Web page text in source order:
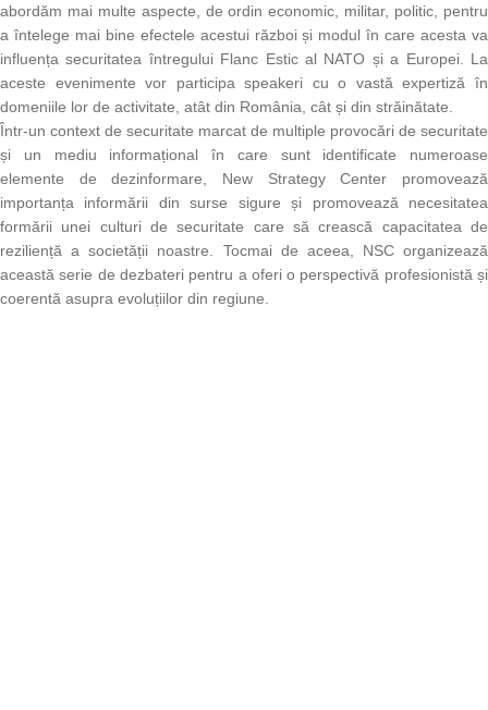
abordăm mai multe aspecte, de ordin economic, militar, politic, pentru
a întelege mai bine efectele acestui război și modul în care acesta va
influența securitatea întregului Flanc Estic al NATO și a Europei. La
aceste evenimente vor participa speakeri cu o vastă expertiză în
domeniile lor de activitate, atât din România, cât și din străinătate.
Într-un context de securitate marcat de multiple provocări de securitate
și un mediu informațional în care sunt identificate numeroase
elemente de dezinformare, New Strategy Center promovează
importanța informării din surse sigure și promovează necesitatea
formării unei culturi de securitate care să crească capacitatea de
reziliență a societății noastre. Tocmai de aceea, NSC organizează
această serie de dezbateri pentru a oferi o perspectivă profesionistă și
coerentă asupra evoluțiilor din regiune.